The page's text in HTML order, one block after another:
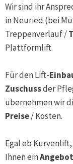
Wir sind ihr
inNeuried (bei
Treppenverlauf /
Plattformlift.
Für den Lift-
Zuschussder
übernehmen wir
Preise/ Kosten.
Egal ob Kurvenlift,
Ihnen ein